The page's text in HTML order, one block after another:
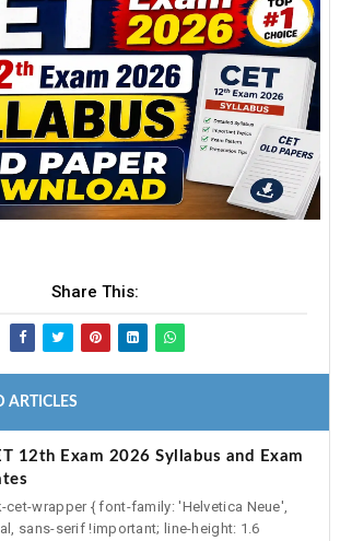
Share This:
ARTICLES
12th Exam 2026 Syllabus and Exam
cet-wrapper { font-family: 'Helvetica Neue',
sans-serif !important; line-height: 1.6